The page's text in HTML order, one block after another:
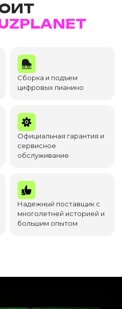
Сборка и подъем
цифровых пианино
Официальная гарантия и
сервисное
обслуживание
Надежный поставщик с
многолетней историей и
большим опытом